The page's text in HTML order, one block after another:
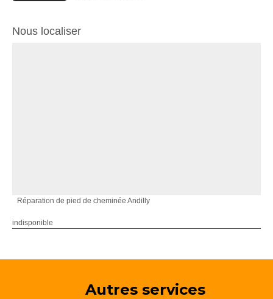
Nous localiser
Réparation de pied de cheminée Andilly
indisponible
Autres services